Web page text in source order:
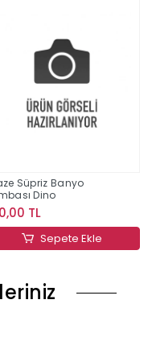
Süpriz Banyo
Dino
TL
Sepete Ekle